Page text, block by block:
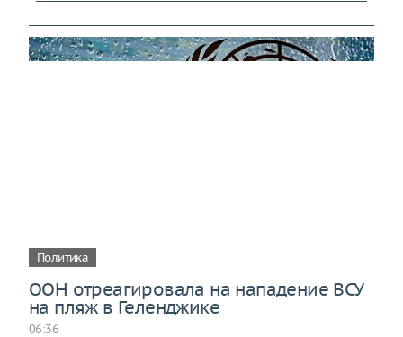
Политика
ООН отреагировала на нападение ВСУ
на пляж в Геленджике
06:36